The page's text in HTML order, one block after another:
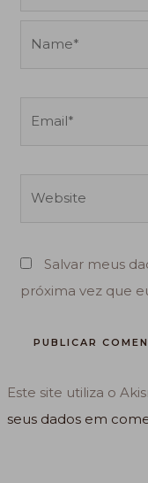
Salvar meus
próxima vez que
Este site utiliza o
seus dados em